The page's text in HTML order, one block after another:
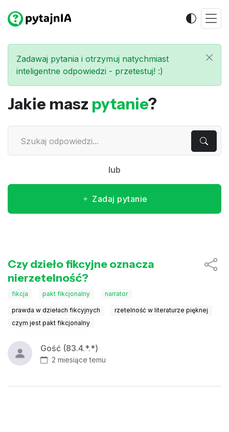
Zadawaj pytania i otrzymuj natychmiast
inteligentne odpowiedzi - przetestuj! :)
Jakie masz pytanie?
lub
Zadaj pytanie
Czy dzieło fikcyjne oznacza
nierzetelność?
fikcja pakt fikcjonalny narrator
prawda w dziełach fikcyjnych
rzetelność w literaturze pięknej
czym jest pakt fikcjonalny
Gość (83.4.*.*)
2 miesiące temu